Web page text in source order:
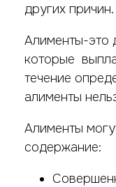
других причин.
Алименты-это
которые
течение
алименты
Алименты
содержание: